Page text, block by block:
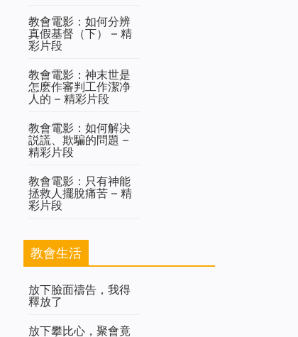
教會電影：如何分辨
真假基督（下） – 精
彩片段
教會電影：神末世是
怎麽作審判工作潔净
人的 – 精彩片段
教會電影：如何解决
説謊、欺騙的問題 –
精彩片段
教會電影：只有神能
拯救人擺脫痛苦 – 精
彩片段
教會生活
放下臉面禱告，我得
釋放了
放下攀比心，聚會竟